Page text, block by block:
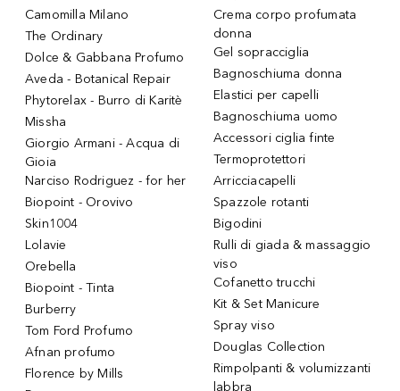
Camomilla Milano
The Ordinary
Dolce & Gabbana Profumo
Aveda - Botanical Repair
Phytorelax - Burro di Karitè
Missha
Giorgio Armani - Acqua di
Gioia
Narciso Rodriguez - for her
Biopoint - Orovivo
Skin1004
Lolavie
Orebella
Biopoint - Tinta
Burberry
Tom Ford Profumo
Afnan profumo
Florence by Mills
Crema corpo profumata
donna
Gel sopracciglia
Bagnoschiuma donna
Elastici per capelli
Bagnoschiuma uomo
Accessori ciglia finte
Termoprotettori
Arricciacapelli
Spazzole rotanti
Bigodini
Rulli di giada & massaggio
viso
Cofanetto trucchi
Kit & Set Manicure
Spray viso
Douglas Collection
Rimpolpanti & volumizzanti
labbra